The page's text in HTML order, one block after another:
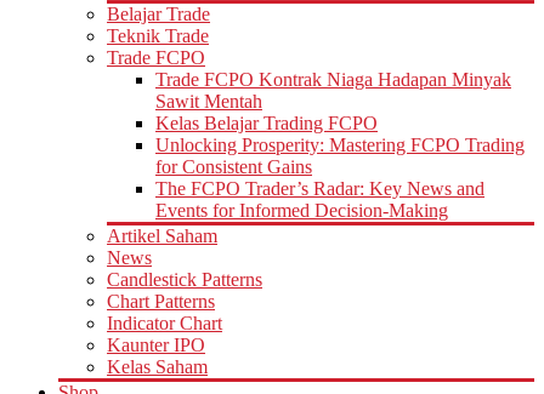
Belajar Trade
Teknik Trade
Trade FCPO
Trade FCPO Kontrak Niaga Hadapan Minyak
Sawit Mentah
Kelas Belajar Trading FCPO
Unlocking Prosperity: Mastering FCPO Trading
for Consistent Gains
The FCPO Trader’s Radar: Key News and
Events for Informed Decision-Making
Artikel Saham
News
Candlestick Patterns
Chart Patterns
Indicator Chart
Kaunter IPO
Kelas Saham